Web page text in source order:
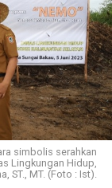
simbolis serahkan
Lingkungan Hidup,
ST., MT. (Foto : Ist).